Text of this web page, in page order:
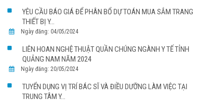
YÊU CẦU BÁO GIÁ ĐỂ PHÂN BỔ DỰ TOÁN MUA SẮM TRANG
THIẾT BỊ Y...
Ngày đăng: 04/05/2024
LIÊN HOAN NGHỆ THUẬT QUẦN CHÚNG NGÀNH Y TẾ TỈNH
QUẢNG NAM NĂM 2024
Ngày đăng: 20/05/2024
TUYỂN DỤNG VỊ TRÍ BÁC SĨ VÀ ĐIỀU DƯỠNG LÀM VIỆC TẠI
TRUNG TÂM Y...